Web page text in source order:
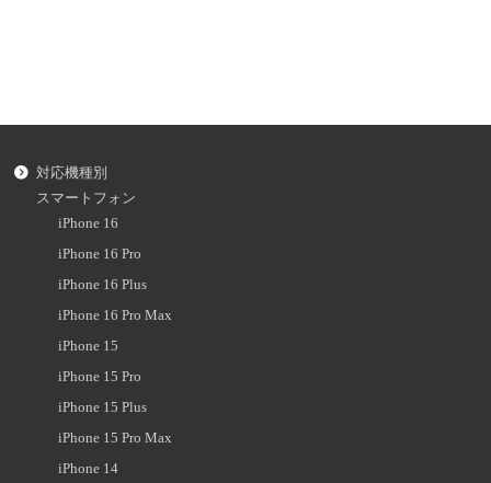
対応機種別
スマートフォン
iPhone 16
iPhone 16 Pro
iPhone 16 Plus
iPhone 16 Pro Max
iPhone 15
iPhone 15 Pro
iPhone 15 Plus
iPhone 15 Pro Max
iPhone 14